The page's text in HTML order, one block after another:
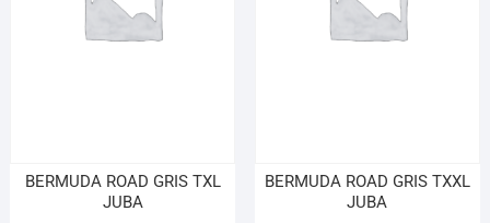
BERMUDA ROAD GRIS TXL
JUBA
BERMUDA ROAD GRIS TXXL
JUBA